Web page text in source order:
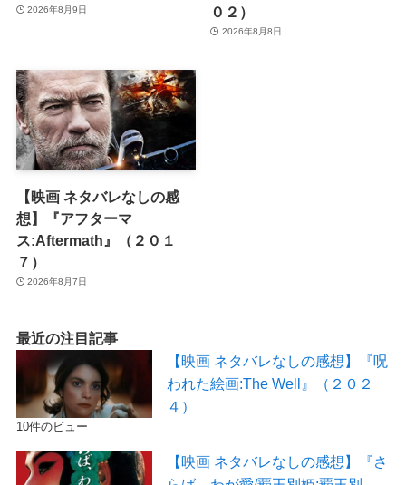
2026年8月9日 ０２）
2026年8月8日
【映画 ネタバレなしの感
想】『アフターマ
ス:Aftermath』（２０１
７）
2026年8月7日
最近の注目記事
【映画 ネタバレなしの感想】『呪
われた絵画:The Well』（２０２
４）
10件のビュー
【映画 ネタバレなしの感想】『さ